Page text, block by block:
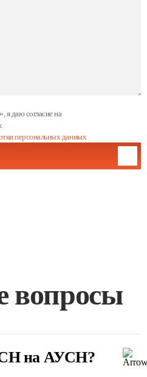
я даю согласие на
персональных данных
вопросы
на АУСН?